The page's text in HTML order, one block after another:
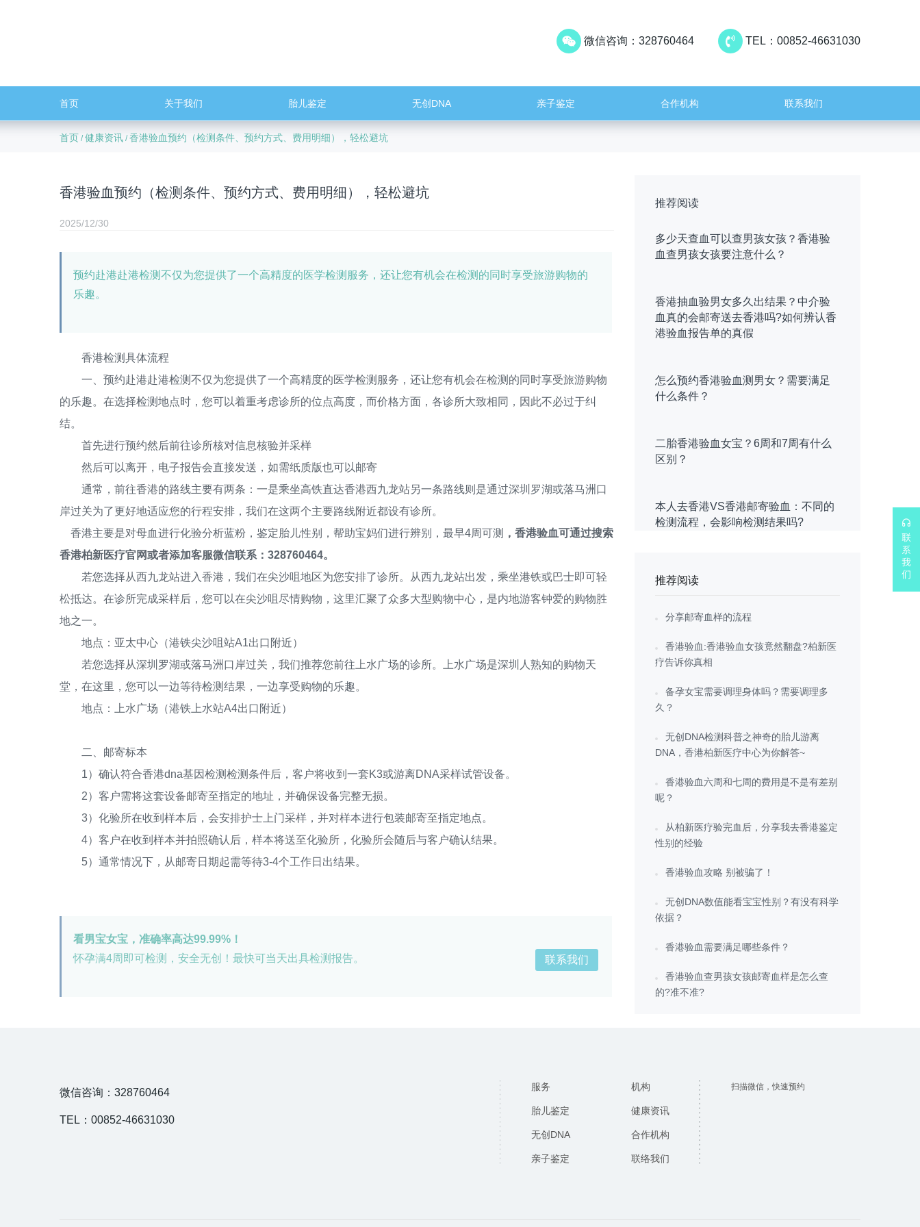
TEL：00852-46631030
微信咨询：328760464
首页 关于我们 胎儿鉴定 无创DNA 亲子鉴定 合作机构 联系我们
首页 /健康资讯 /香港验血预约（检测条件、预约方式、费用明细），轻松避坑
香港验血预约（检测条件、预约方式、费用明细），轻松避坑
2025/12/30
预约赴港赴港检测不仅为您提供了一个高精度的医学检测服务，还让您有机会在检测的同时享受旅游购物的
乐趣。
香港检测具体流程
一、预约赴港赴港检测不仅为您提供了一个高精度的医学检测服务，还让您有机会在检测的同时享受旅游购物
的乐趣。在选择检测地点时，您可以着重考虑诊所的位点高度，而价格方面，各诊所大致相同，因此不必过于纠
结。
首先进行预约然后前往诊所核对信息核验并采样
然后可以离开，电子报告会直接发送，如需纸质版也可以邮寄
通常，前往香港的路线主要有两条：一是乘坐高铁直达香港西九龙站另一条路线则是通过深圳罗湖或落马洲口
岸过关为了更好地适应您的行程安排，我们在这两个主要路线附近都设有诊所。
香港主要是对母血进行化验分析蓝粉，鉴定胎儿性别，帮助宝妈们进行辨别，最早4周可测 ，香港验血可通过搜索
香港柏新医疗官网或者添加客服微信联系：328760464。
若您选择从西九龙站进入香港，我们在尖沙咀地区为您安排了诊所。从西九龙站出发，乘坐港铁或巴士即可轻
松抵达。在诊所完成采样后，您可以在尖沙咀尽情购物，这里汇聚了众多大型购物中心，是内地游客钟爱的购物胜
地之一。
地点：亚太中心（港铁尖沙咀站A1出口附近）
若您选择从深圳罗湖或落马洲口岸过关，我们推荐您前往上水广场的诊所。上水广场是深圳人熟知的购物天
堂，在这里，您可以一边等待检测结果，一边享受购物的乐趣。
地点：上水广场（港铁上水站A4出口附近）
二、邮寄标本
1）确认符合香港dna基因检测检测条件后，客户将收到一套K3或游离DNA采样试管设备。
2）客户需将这套设备邮寄至指定的地址，并确保设备完整无损。
3）化验所在收到样本后，会安排护士上门采样，并对样本进行包装邮寄至指定地点。
4）客户在收到样本并拍照确认后，样本将送至化验所，化验所会随后与客户确认结果。
5）通常情况下，从邮寄日期起需等待3-4个工作日出结果。
看男宝女宝，准确率高达99.99%！
怀孕满4周即可检测，安全无创！最快可当天出具检测报告。
联系我们
推荐阅读
多少天查血可以查男孩女孩？香港验
血查男孩女孩要注意什么？
香港抽血验男女多久出结果？中介验
血真的会邮寄送去香港吗?如何辨认香
港验血报告单的真假
怎么预约香港验血测男女？需要满足
什么条件？
二胎香港验血女宝？6周和7周有什么
区别？
本人去香港VS香港邮寄验血：不同的
检测流程，会影响检测结果吗?
推荐阅读
分享邮寄血样的流程
香港验血:香港验血女孩竟然翻盘?柏新医
疗告诉你真相
备孕女宝需要调理身体吗？需要调理多
久？
无创DNA检测科普之神奇的胎儿游离
DNA，香港柏新医疗中心为你解答~
香港验血六周和七周的费用是不是有差别
呢？
从柏新医疗验完血后，分享我去香港鉴定
性别的经验
香港验血攻略 别被骗了！
无创DNA数值能看宝宝性别？有没有科学
依据？
香港验血需要满足哪些条件？
香港验血查男孩女孩邮寄血样是怎么查
的?准不准?
微信咨询：328760464
TEL：00852-46631030
服务
胎儿鉴定
无创DNA
亲子鉴定
机构
健康资讯
合作机构
联络我们
扫描微信，快速预约